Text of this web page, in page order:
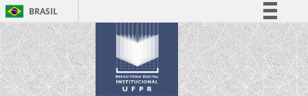
BRASIL
Simplifique!
Comunica BR
Participe